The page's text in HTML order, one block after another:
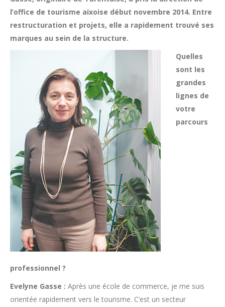
l’office de tourisme aixoise début novembre 2014. Entre
restructuration et projets, elle a rapidement trouvé ses
marques au sein de la structure.
Quelles
sont les
grandes
lignes de
votre
parcours
professionnel ?
Evelyne Gasse : Après une école de commerce, je me suis
orientée rapidement vers le tourisme. C’est un secteur